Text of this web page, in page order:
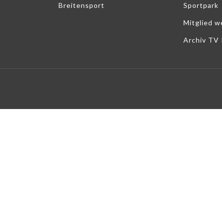
Breitensport Sportpark
Mitglied
Archiv TV